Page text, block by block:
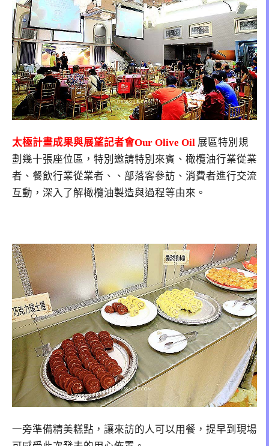
太極計畫成果與展望記者會Our Olive Oil 展區特別規
劃幾十張座位區，特別邀請特別來賓、橄欖油行業從業
者、餐飲行業從業者、、部落客參訪、消費者進行交流
互動，深入了解橄欖油製造與過程等由來。
一旁準備精美糕點，讓來訪的人可以用餐，提早到現場